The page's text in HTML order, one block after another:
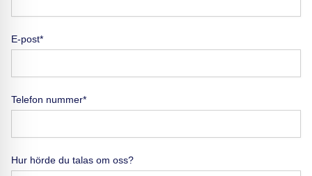
E-post*
Telefon nummer*
Hur hörde du talas om oss?